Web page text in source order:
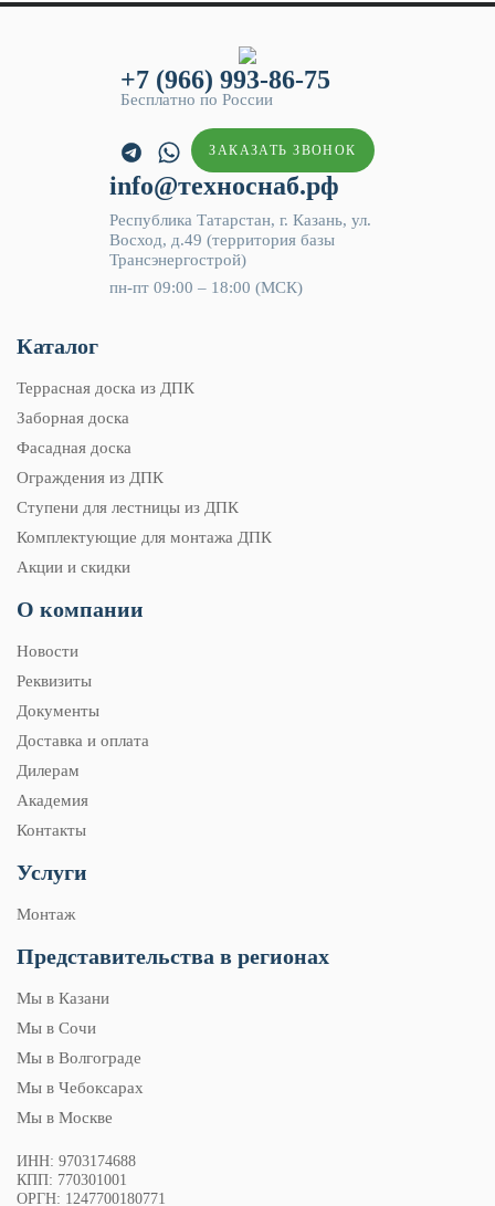
+7 (966) 993-86-75
Бесплатно по России
ЗАКАЗАТЬ ЗВОНОК
info@техноснаб.рф
Республика Татарстан, г. Казань, ул.
Восход, д.49 (территория базы
Трансэнергострой)
пн-пт 09:00 – 18:00 (МСК)
Каталог
Террасная доска из ДПК
Заборная доска
Фасадная доска
Ограждения из ДПК
Ступени для лестницы из ДПК
Комплектующие для монтажа ДПК
Акции и скидки
О компании
Новости
Реквизиты
Документы
Доставка и оплата
Дилерам
Академия
Контакты
Услуги
Монтаж
Представительства в регионах
Мы в Казани
Мы в Сочи
Мы в Волгограде
Мы в Чебоксарах
Мы в Москве
ИНН: 9703174688
КПП: 770301001
ОРГН: 1247700180771